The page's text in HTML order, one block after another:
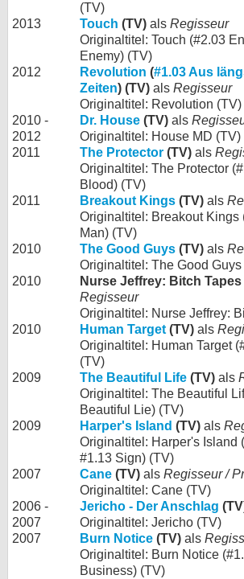
(TV)
2013
Touch (TV) als Regisseur
Originaltitel: Touch (#2.03
Enemy) (TV)
2012
Revolution (#1.03 Aus
Zeiten) (TV) als Regisseur
Originaltitel: Revolution (TV)
2010 -
2012
Dr. House (TV) als
Originaltitel: House MD (TV)
2011
The Protector (TV) als
Originaltitel: The Protector
Blood) (TV)
2011
Breakout Kings (TV) als
Originaltitel: Breakout Kings
Man) (TV)
2010
The Good Guys (TV) als
Originaltitel: The Good Guys
2010
Nurse Jeffrey: Bitch Tapes
Regisseur
Originaltitel: Nurse Jeffrey:
2010
Human Target (TV) als
Originaltitel: Human Target
(TV)
2009
The Beautiful Life (TV) als
Originaltitel: The Beautiful
Beautiful Lie) (TV)
2009
Harper's Island (TV) als
Originaltitel: Harper's Island
#1.13 Sign) (TV)
2007
Cane (TV) als Regisseur /
Originaltitel: Cane (TV)
2006 -
2007
Jericho - Der Anschlag
Originaltitel: Jericho (TV)
2007
Burn Notice (TV) als
Originaltitel: Burn Notice
Business) (TV)